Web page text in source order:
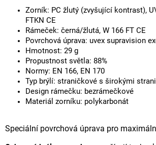
Zorník: PC žlutý (zvyšující kontrast),
FTKN CE
Rámeček: černá/žlutá, W 166 FT CE
Povrchová úprava: uvex supravision
Hmotnost: 29 g
Propustnost světla: 88%
Normy: EN 166, EN 170
Typ brýlí: straničkové s širokými
Design rámečku: bezrámečkové
Materiál zorníku: polykarbonát
Speciální povrchová úprava pro